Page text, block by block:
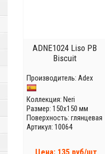
ADNE1024 Liso PB
Biscuit
Производитель: Adex
Коллекция: Neri
Размер: 150x150 мм
Поверхность: глянцевая
Артикул: 10064